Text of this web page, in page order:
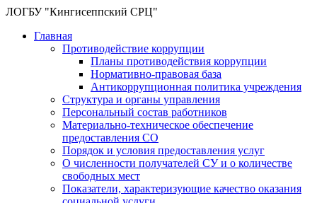
ЛОГБУ "Кингисеппский СРЦ"
Главная
Противодействие коррупции
Планы противодействия коррупции
Нормативно-правовая база
Антикоррупционная политика учреждения
Структура и органы управления
Персональный состав работников
Материально-техническое обеспечение
предоставления СО
Порядок и условия предоставления услуг
О численности получателей СУ и о количестве
свободных мест
Показатели, характеризующие качество оказания